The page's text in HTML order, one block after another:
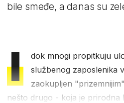
bile smeđe, a danas su
I
dok mnogi propitkuju
službenog zaposlenika
zaokupljen
nešto drugo - koja je prirodna